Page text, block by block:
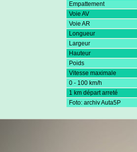
Empattement
Voie AV
Voie AR
Longueur
Largeur
Hauteur
Poids
Vitesse maximale
0 - 100 km/h
1 km départ arreté
Foto: archiv Auta5P